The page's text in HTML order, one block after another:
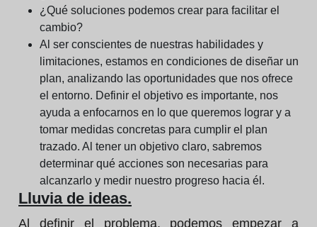
¿Qué soluciones podemos crear para facilitar el
cambio?
Al ser conscientes de nuestras habilidades y
limitaciones, estamos en condiciones de diseñar un
plan, analizando las oportunidades que nos ofrece
el entorno. Definir el objetivo es importante, nos
ayuda a enfocarnos en lo que queremos lograr y a
tomar medidas concretas para cumplir el plan
trazado. Al tener un objetivo claro, sabremos
determinar qué acciones son necesarias para
alcanzarlo y medir nuestro progreso hacia él.
Lluvia de ideas.
Al definir el problema, podemos empezar a